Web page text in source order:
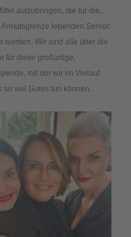
aufzubringen, die für die,
lebenden Senior:
werden. Wir sind alle über die
für diese großartige,
mit der wir im Verlauf
so viel Gutes tun können.